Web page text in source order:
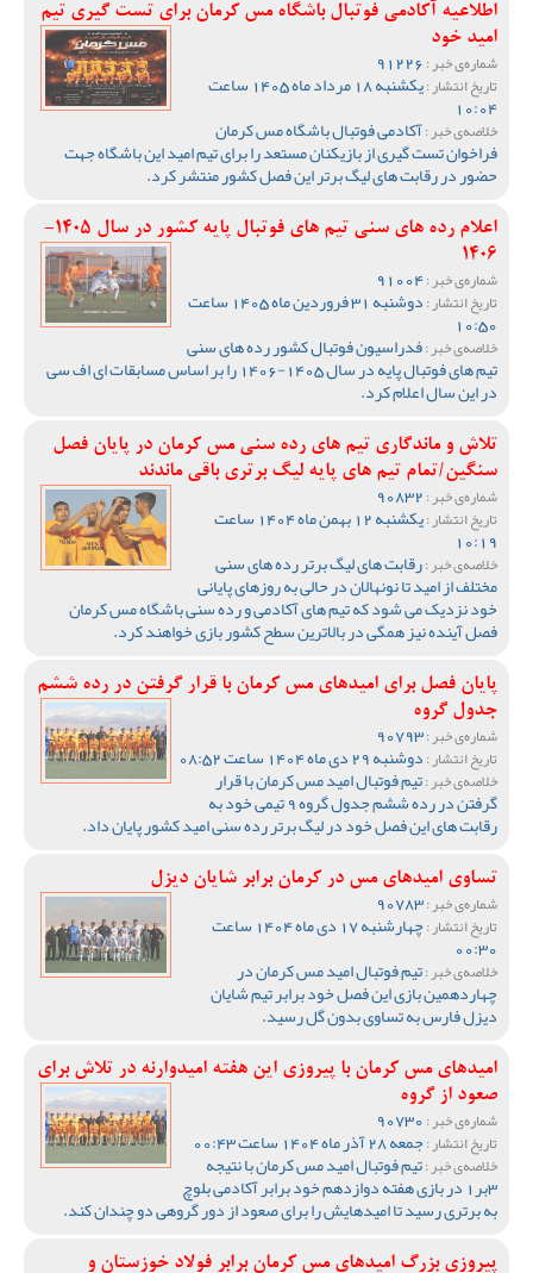
اطلاعیه آکادمی فوتبال باشگاه مس کرمان برای تست گیری تیم
امید خود
شماره‌ی خبر :
تاریخ انتشار : یکشنبه 18 مرداد ماه 1405 ساعت
10:04
خلاصه‌ی خبر :آکادمی فوتبال باشگاه مس کرمان
فراخوان تست گیری از بازیکنان مستعد را برای تیم امید این باشگاه جهت
حضور در رقابت های لیگ برتر این فصل کشور منتشر کرد.
اعلام رده های سنی تیم های فوتبال پایه کشور در سال 1405-
1406
شماره‌ی خبر :
تاریخ انتشار : دوشنبه 31 فروردین ماه 1405 ساعت
10:50
خلاصه‌ی خبر :فدراسیون فوتبال کشور رده های سنی
تیم های فوتبال پایه در سال 1405-1406 را بر اساس مسابقات ای اف سی
در این سال اعلام کرد.
تلاش و ماندگاری تیم های رده سنی مس کرمان در پایان فصل
سنگین/تمام تیم های پایه لیگ برتری باقی ماندند
شماره‌ی خبر :
تاریخ انتشار : یکشنبه 12 بهمن ماه 1404 ساعت
10:19
خلاصه‌ی خبر :رقابت های لیگ برتر رده های سنی
مختلف از امید تا نونهالان در حالی به روزهای پایانی
خود نزدیک می شود که تیم های آکادمی و رده سنی باشگاه مس کرمان
فصل آینده نیز همگی در بالاترین سطح کشور بازی خواهند کرد.
پایان فصل برای امیدهای مس کرمان با قرار گرفتن در رده ششم
جدول گروه
شماره‌ی خبر :
تاریخ انتشار :دوشنبه 29 دی ماه 1404 ساعت 08:52
خلاصه‌ی خبر :تیم فوتبال امید مس کرمان با قرار
گرفتن در رده ششم جدول گروه 9 تیمی خود به
رقابت های این فصل خود در لیگ برتر رده سنی امید کشور پایان داد.
تساوی امیدهای مس در کرمان برابر شایان دیزل
شماره‌ی خبر :
تاریخ انتشار : چهارشنبه 17 دی ماه 1404 ساعت
00:30
خلاصه‌ی خبر :تیم فوتبال امید مس کرمان در
چهاردهمین بازی این فصل خود برابر تیم شایان
دیزل فارس به تساوی بدون گل رسید.
امیدهای مس کرمان با پیروزی این هفته امیدوارنه در تلاش برای
صعود از گروه
شماره‌ی خبر :
تاریخ انتشار :جمعه 28 آذر ماه 1404 ساعت 00:43
خلاصه‌ی خبر :تیم فوتبال امید مس کرمان با نتیجه
3بر1 در بازی هفته دوازدهم خود برابر آکادمی بلوچ
به برتری رسید تا امیدهایش را برای صعود از دور گروهی دو چندان کند.
پیروزی بزرگ امیدهای مس کرمان برابر فولاد خوزستان و